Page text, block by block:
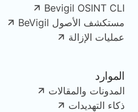
Bevigil OSINT CLI
مستكشف الأصول BeVigil
عمليات الإزالة
الموارد
المدونات والمقالات
ذكاء التهديدات